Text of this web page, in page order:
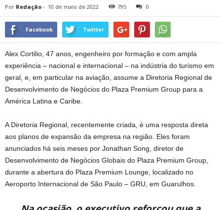
Por Redação - 10 de maio de 2022 795 0
Facebook Twitter
Alex Cortilio, 47 anos, engenheiro por formação e com ampla
experiência – nacional e internacional – na indústria do turismo em
geral, e, em particular na aviação, assume a Diretoria Regional de
Desenvolvimento de Negócios do Plaza Premium Group para a
América Latina e Caribe.
A Diretoria Regional, recentemente criada, é uma resposta direta
aos planos de expansão da empresa na região. Eles foram
anunciados há seis meses por Jonathan Song, diretor de
Desenvolvimento de Negócios Globais do Plaza Premium Group,
durante a abertura do Plaza Premium Lounge, localizado no
Aeroporto Internacional de São Paulo – GRU, em Guarulhos.